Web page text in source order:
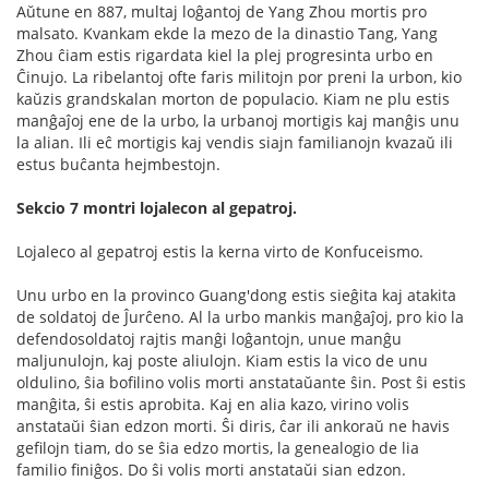
Aŭtune en 887, multaj loĝantoj de Yang Zhou mortis pro
malsato. Kvankam ekde la mezo de la dinastio Tang, Yang
Zhou ĉiam estis rigardata kiel la plej progresinta urbo en
Ĉinujo. La ribelantoj ofte faris militojn por preni la urbon, kio
kaŭzis grandskalan morton de populacio. Kiam ne plu estis
manĝaĵoj ene de la urbo, la urbanoj mortigis kaj manĝis unu
la alian. Ili eĉ mortigis kaj vendis siajn familianojn kvazaŭ ili
estus buĉanta hejmbestojn.
Sekcio 7 montri lojalecon al gepatroj.
Lojaleco al gepatroj estis la kerna virto de Konfuceismo.
Unu urbo en la provinco Guang'dong estis sieĝita kaj atakita
de soldatoj de Ĵurĉeno. Al la urbo mankis manĝaĵoj, pro kio la
defendosoldatoj rajtis manĝi loĝantojn, unue manĝu
maljunulojn, kaj poste aliulojn. Kiam estis la vico de unu
oldulino, ŝia bofilino volis morti anstataŭante ŝin. Post ŝi estis
manĝita, ŝi estis aprobita. Kaj en alia kazo, virino volis
anstataŭi ŝian edzon morti. Ŝi diris, ĉar ili ankoraŭ ne havis
gefilojn tiam, do se ŝia edzo mortis, la genealogio de lia
familio finiĝos. Do ŝi volis morti anstataŭi sian edzon.